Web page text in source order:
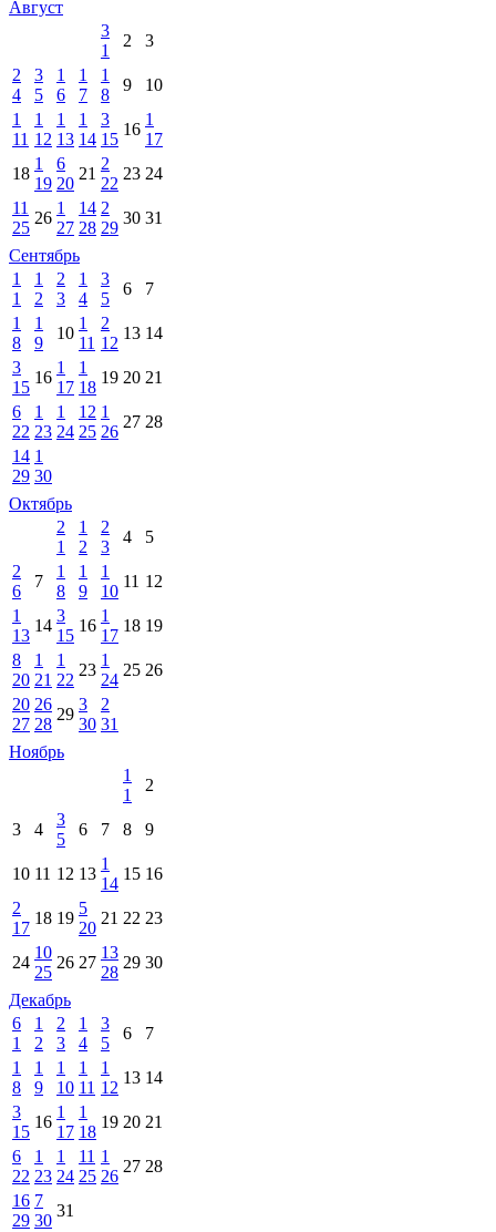
Август
3
1
2
3
2
4
3
5
1
6
1
7
1
8
9
10
1
11
1
12
1
13
1
14
3
15
16
1
17
18
1
19
6
20
21
2
22
23 24
11
25
26
1
27
14
28
2
29
30 31
Сентябрь
1
1
1
2
2
3
1
4
3
5
6
7
1
8
1
9
10
1
11
2
12
13 14
3
15
16
1
17
1
18
19 20 21
6
22
1
23
1
24
12
25
1
26
27 28
14
29
1
30
Октябрь
2
1
1
2
2
3
4
5
2
6
7
1
8
1
9
1
10
11 12
1
13
14
3
15
16
1
17
18 19
8
20
1
21
1
22
23
1
24
25 26
20
27
26
28
29
3
30
2
31
Ноябрь
1
1
2
3 4
3
5
6 7 8 9
10 11 12 13
1
14
15 16
2
17
18 19
5
20
21 22 23
24
10
25
26 27
13
28
29 30
Декабрь
6
1
1
2
2
3
1
4
3
5
6
7
1
8
1
9
1
10
1
11
1
12
13 14
3
15
16
1
17
1
18
19 20 21
6
22
1
23
1
24
11
25
1
26
27 28
16
29
7
30
31